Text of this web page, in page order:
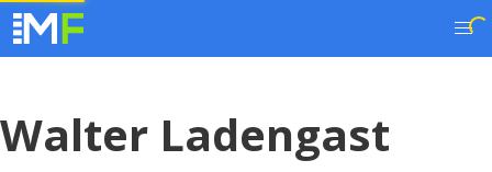
Walter Ladengast